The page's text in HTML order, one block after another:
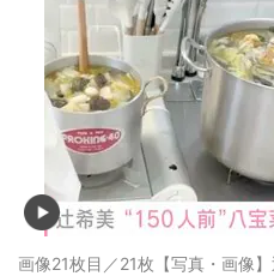
画像21枚目／21枚 【写真・画像